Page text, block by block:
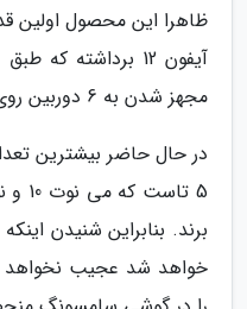
ظاهرا این محصول اولین
آیفون 12 برداشته
مجهز شدن به 6 دوربین روی پنل پشتی است.
در حال حاضر بیشترین